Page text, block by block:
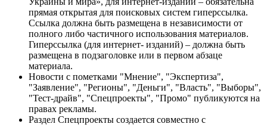
прямая открытая для поисковых систем гиперссылка.
Ссылка должна быть размещена в независимости от
полного либо частичного использования материалов.
Гиперссылка (для интернет- изданий) – должна быть
размещена в подзаголовке или в первом абзаце
материала.
Новости с пометками "Мнение", "Экспертиза",
"Заявление", "Регионы", "Деньги", "Власть", "Выборы",
"Тест-драйв", "Спецпроекты", "Промо" публикуются на
правах рекламы.
Раздел Спецпроекты создается совместно с